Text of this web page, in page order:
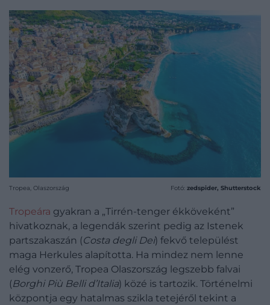
Tropea, Olaszország Fotó: zedspider, Shutterstock
Tropeára gyakran a „Tirrén-tenger ékköveként”
hivatkoznak, a legendák szerint pedig az Istenek
partszakaszán (Costa degli Dei) fekvő települést
maga Herkules alapította. Ha mindez nem lenne
elég vonzerő, Tropea Olaszország legszebb falvai
(Borghi Più Belli d’Italia) közé is tartozik. Történelmi
központja egy hatalmas szikla tetejéről tekint a